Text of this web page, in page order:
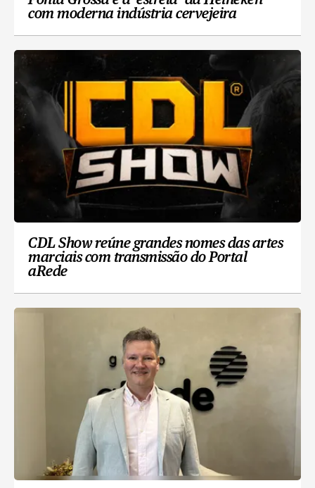
com moderna indústria cervejeira
CDL Show reúne grandes nomes das artes
marciais com transmissão do Portal
aRede